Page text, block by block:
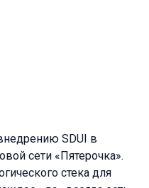
SDUI в
сети «Пятерочка».
стека для